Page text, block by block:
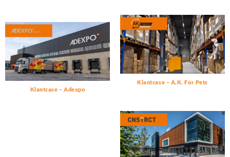
Klantcase – A.K. For Pets
Klantcase – Adexpo